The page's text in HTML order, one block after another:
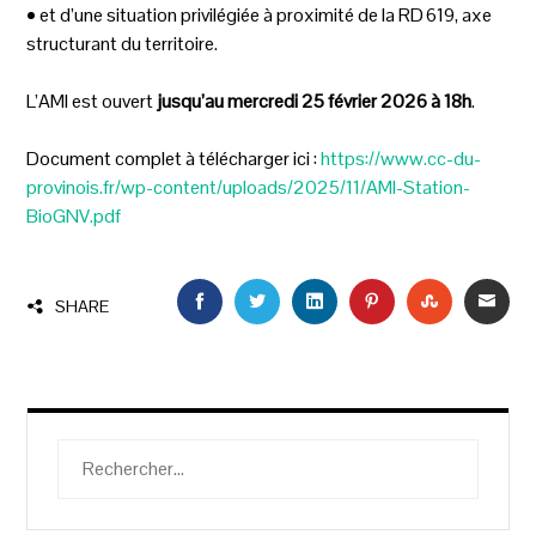
• et d’une situation privilégiée à proximité de la RD 619, axe
structurant du territoire.
L’AMI est ouvertjusqu’au mercredi 25 février 2026 à 18h.
Document complet à télécharger ici :https://www.cc-du-
provinois.fr/wp-content/uploads/2025/11/AMI-Station-
BioGNV.pdf
SHARE FACEBOOKTWITTERLINKEDINPINTEREST